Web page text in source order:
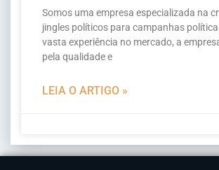
Somos uma empresa especializada na
jingles políticos para campanhas
vasta experiência no mercado, a
pela qualidade e
LEIA O ARTIGO »